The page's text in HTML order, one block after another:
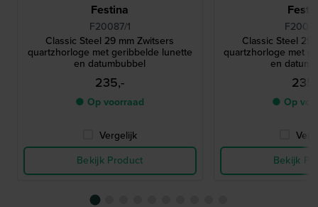
Festina
F20087/1
Classic Steel 29 mm Zwitsers
quartzhorloge met geribbelde lunette
en datumbubbel
235,-
● Op voorraad
Vergelijk
Bekijk Product
Classic Steel 29
quartzhorloge met
en
● Op
Bekijk